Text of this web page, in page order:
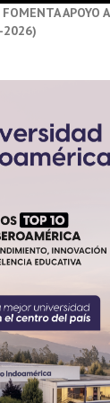
APOYO A
2026)